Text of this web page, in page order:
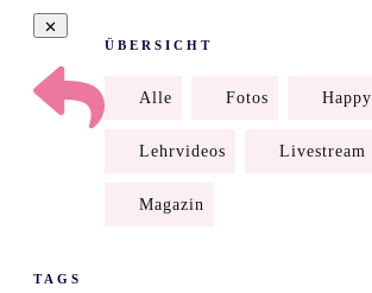
ÜBERSICHT
Alle Fotos Happy
Lehrvideos Livestream
Magazin
TAGS